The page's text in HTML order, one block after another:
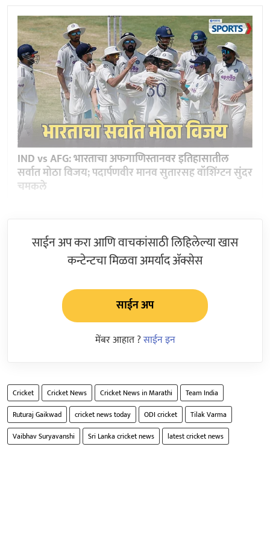
IND vs AFG: भारताचा अफगाणिस्तानवर इतिहासातील
सर्वात मोठा विजय; पदार्पणवीर मानव सुतारसह वॉशिंग्टन सुंदर
चमकले
साईन अप करा आणि वाचकांसाठी लिहिलेल्या खास
कन्टेन्टचा मिळवा अमर्याद ॲक्सेस
साईन अप
मेंबर आहात ?साईन इन
Cricket Cricket News Cricket News in Marathi
Team India
Ruturaj Gaikwad
cricket news today ODI cricket
Tilak Varma
Vaibhav Suryavanshi
Sri Lanka cricket news latest cricket news